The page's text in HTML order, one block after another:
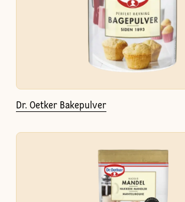
Dr. Oetker Bakepulver